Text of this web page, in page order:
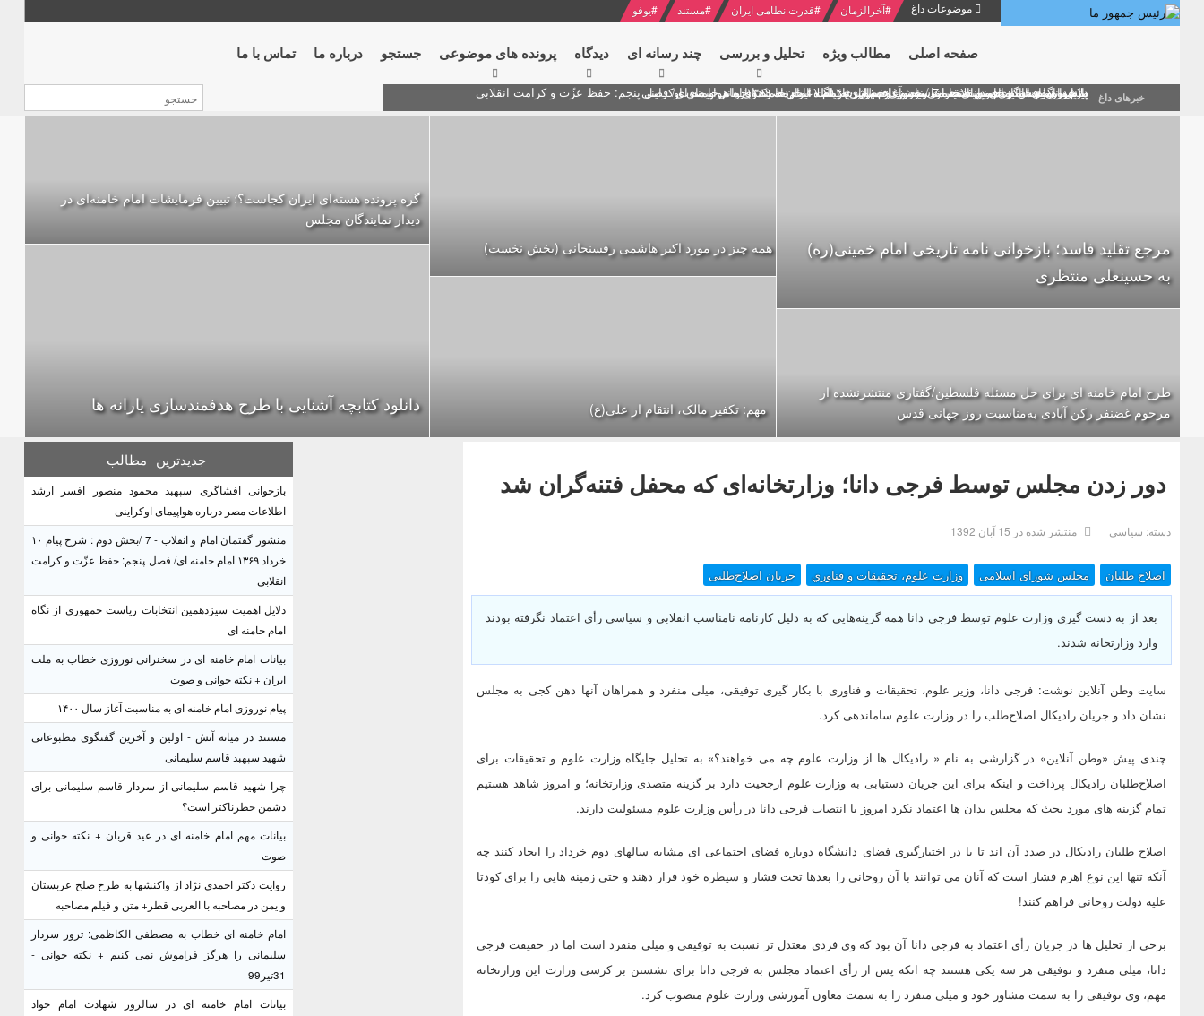
موضوعات داغ #آخرالزمان #قدرت نظامی ایران #مستند #یوفو
صفحه اصلی مطالب ویژه تحلیل و بررسی چند رسانه ای دیدگاه‌ پرونده های موضوعی جستجو درباره ما تماس با ما
خبرهای داغ منشور گفتمان امام و انقلاب - 7 /بخش دوم : شرح پیام ۱۰ خرداد ۱۳۶۹ امام خامنه ای/ فصل پنجم: حفظ عزّت و کرامت انقلابی
بازخوانی افشاگری سپهبد محمود منصور افسر ارشد اطلاعات مصر درباره هواپیمای اوکراینی
دلایل اهمیت سیزدهمین انتخابات ریاست جمهوری از نگاه امام خامنه ای
بیانات امام خامنه ای در سخنرانی نوروزی خطاب به ملت ایران + نکته خوانی و صوت
پیام نوروزی امام خامنه ای به مناسبت آغاز سال ۱۴۰۰
مرجع تقلید فاسد؛ بازخوانی نامه تاریخی امام خمینی(ره)
به حسینعلی منتظری
طرح امام خامنه ای برای حل مسئله‌ فلسطین/گفتاری منتشرنشده از
مرحوم غضنفر رکن آبادی به‌مناسبت روز جهانی قدس
همه چیز در مورد اکبر هاشمی رفسنجانی (بخش نخست)
مهم: تکفیر مالک، انتقام از علی(ع)
گره پرونده‌ هسته‌ای ایران کجاست؟؛ تبیین فرمایشات امام خامنه‌ای در
دیدار نمایندگان مجلس
دانلود کتابچه آشنایی با طرح هدفمندسازی یارانه ها
دور زدن مجلس توسط فرجی دانا؛ وزارتخانه‌ای که محفل فتنه‌گران شد
دسته: سیاسی منتشر شده در 15 آبان 1392
اصلاح طلبان مجلس شورای اسلامی وزارت علوم، تحقيقات و فناوري جریان اصلاح‌طلبی
بعد از به دست گیری وزارت علوم توسط فرجی دانا همه گزینه‌هایی که به دلیل کارنامه نامناسب انقلابی و سیاسی رأی اعتماد نگرفته بودند
وارد وزارتخانه شدند.
سایت وطن آنلاین نوشت: فرجی دانا، وزیر علوم، تحقیقات و فناوری با بکار گیری توفیقی، میلی منفرد و همراهان آنها دهن کجی به مجلس
نشان داد و جریان رادیکال اصلاح‌طلب را در وزارت علوم ساماندهی کرد.
چندی پیش «وطن آنلاین» در گزارشی به نام « رادیکال ها از وزارت علوم چه می خواهند؟» به تحلیل جایگاه وزارت علوم و تحقیقات برای
اصلاح‌طلبان رادیکال پرداخت و اینکه برای این جریان دستیابی به وزارت علوم ارجحیت دارد بر گزینه متصدی وزارتخانه؛ و امروز شاهد هستیم
تمام گزینه های مورد بحث که مجلس بدان ها اعتماد نکرد امروز با انتصاب فرجی دانا در رأس وزارت علوم مسئولیت دارند.
اصلاح طلبان رادیکال در صدد آن اند تا با در اختیارگیری فضای دانشگاه دوباره فضای اجتماعی ای مشابه سالهای دوم خرداد را ایجاد کنند چه
آنکه تنها این نوع اهرم فشار است که آنان می توانند با آن روحانی را بعدها تحت فشار و سیطره خود قرار دهند و حتی زمینه هایی را برای کودتا
علیه دولت روحانی فراهم کنند!
برخی از تحلیل ها در جریان رأی اعتماد به فرجی دانا آن بود که وی فردی معتدل تر نسبت به توفیقی و میلی منفرد است اما در حقیقت فرجی
دانا، میلی منفرد و توفیقی هر سه یکی هستند چه انکه پس از رأی اعتماد مجلس به فرجی دانا برای نشستن بر کرسی وزارت این وزارتخانه
مهم، وی توفیقی را به سمت مشاور خود و میلی منفرد را به سمت معاون آموزشی وزارت علوم منصوب کرد.
جدیدترین مطالب
بازخوانی افشاگری سپهبد محمود منصور افسر ارشد
اطلاعات مصر درباره هواپیمای اوکراینی
منشور گفتمان امام و انقلاب - 7 /بخش دوم : شرح پیام ۱۰
خرداد ۱۳۶۹ امام خامنه ای/ فصل پنجم: حفظ عزّت و کرامت
انقلابی
دلایل اهمیت سیزدهمین انتخابات ریاست جمهوری از نگاه
امام خامنه ای
بیانات امام خامنه ای در سخنرانی نوروزی خطاب به ملت
ایران + نکته خوانی و صوت
پیام نوروزی امام خامنه ای به مناسبت آغاز سال ۱۴۰۰
مستند در میانه آتش - اولین و آخرین گفتگوی مطبوعاتی
شهید سپهبد قاسم سلیمانی
چرا شهید قاسم سلیمانی از سردار قاسم سلیمانی برای
دشمن خطرناکتر است؟
بیانات مهم امام خامنه ای در عید قربان + نکته خوانی و
صوت
روایت دکتر احمدی نژاد از واکنشها به طرح صلح عربستان
و یمن در مصاحبه با العربی قطر+ متن و فیلم مصاحبه
امام خامنه ای خطاب به مصطفی الکاظمی: ترور سردار
سلیمانی را هرگز فراموش نمی کنیم + نکته خوانی -
31تیر99
بیانات امام خامنه ای در سالروز شهادت امام جواد